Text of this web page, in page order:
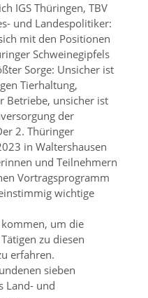
IGS Thüringen, TBV
und Landespolitiker:
mit den Positionen
Schweinegipfels
Sorge: Unsicher ist
Tierhaltung,
Betriebe, unsicher ist
der
2. Thüringer
in Waltershausen
und Teilnehmern
Vortragsprogramm
wichtige
um die
zu diesen
erfahren.
sieben
Land- und